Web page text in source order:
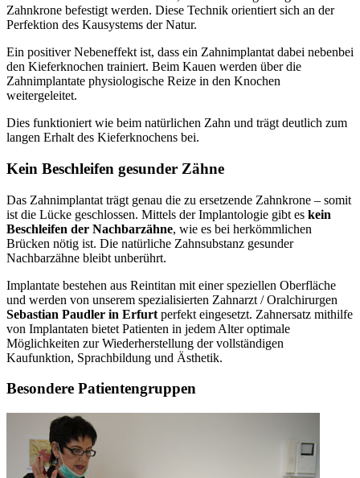
Zahnkrone befestigt werden. Diese Technik orientiert sich an der
Perfektion des Kausystems der Natur.
Ein positiver Nebeneffekt ist, dass ein Zahnimplantat dabei nebenbei
den Kieferknochen trainiert. Beim Kauen werden über die
Zahnimplantate physiologische Reize in den Knochen
weitergeleitet.
Dies funktioniert wie beim natürlichen Zahn und trägt deutlich zum
langen Erhalt des Kieferknochens bei.
Kein Beschleifen gesunder Zähne
Das Zahnimplantat trägt genau die zu ersetzende Zahnkrone – somit
ist die Lücke geschlossen. Mittels der Implantologie gibt es kein
Beschleifen der Nachbarzähne, wie es bei herkömmlichen
Brücken nötig ist. Die natürliche Zahnsubstanz gesunder
Nachbarzähne bleibt unberührt.
Implantate bestehen aus Reintitan mit einer speziellen Oberfläche
und werden von unserem spezialisierten Zahnarzt / Oralchirurgen
Sebastian Paudler in Erfurt perfekt eingesetzt. Zahnersatz mithilfe
von Implantaten bietet Patienten in jedem Alter optimale
Möglichkeiten zur Wiederherstellung der vollständigen
Kaufunktion, Sprachbildung und Ästhetik.
Besondere Patientengruppen